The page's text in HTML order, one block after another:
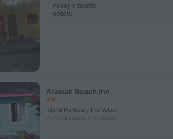
Pokoj v tomto
hotelu
Arawak Beach Inn
Island Harbour, The Valley
7 km od centra The Valley